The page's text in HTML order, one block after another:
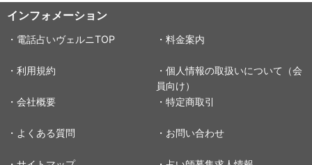
インフォメーション
・電話占いヴェルニTOP ・料金案内
・利用規約
・個人情報の取扱いについて（会
員向け）
・会社概要
・特定商取引
・よくある質問 ・お問い合わせ